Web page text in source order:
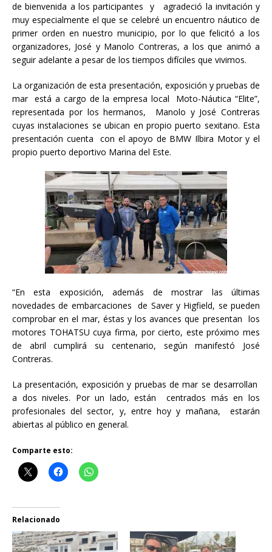
de bienvenida a los participantes y agradeció la invitación y
muy especialmente el que se celebré un encuentro náutico de
primer orden en nuestro municipio, por lo que felicitó a los
organizadores, José y Manolo Contreras, a los que animó a
seguir adelante a pesar de los tiempos difíciles que vivimos.
La organización de esta presentación, exposición y pruebas de
mar está a cargo de la empresa local Moto-Náutica “Elite”,
representada por los hermanos, Manolo y José Contreras
cuyas instalaciones se ubican en propio puerto sexitano. Esta
presentación cuenta con el apoyo de BMW Ilbira Motor y el
propio puerto deportivo Marina del Este.
“En esta exposición, además de mostrar las últimas
novedades de embarcaciones de Saver y Higfield, se pueden
comprobar en el mar, éstas y los avances que presentan los
motores TOHATSU cuya firma, por cierto, este próximo mes
de abril cumplirá su centenario, según manifestó José
Contreras.
La presentación, exposición y pruebas de mar se desarrollan
a dos niveles. Por un lado, están centrados más en los
profesionales del sector, y, entre hoy y mañana, estarán
abiertas al público en general.
Comparte esto:
Relacionado